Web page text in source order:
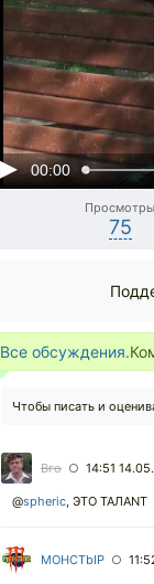
00:00
Просмотры
75
Все обсуждения.
Чтобы писать и
Вго ○ 14:51
@spheric, ЭТО ТАЛАNТ
MOHCTbIP ○